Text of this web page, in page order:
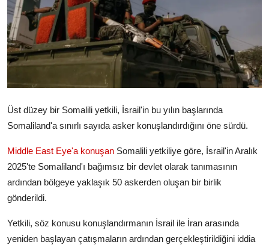
Arşiv
İletişim
Türkçe Kurdi
Üst düzey bir Somalili yetkili, İsrail'in bu yılın başlarında
Somaliland'a sınırlı sayıda asker konuşlandırdığını öne sürdü.
Middle East Eye'a konuşan Somalili yetkiliye göre, İsrail'in Aralık
2025'te Somaliland'ı bağımsız bir devlet olarak tanımasının
ardından bölgeye yaklaşık 50 askerden oluşan bir birlik
gönderildi.
Yetkili, söz konusu konuşlandırmanın İsrail ile İran arasında
yeniden başlayan çatışmaların ardından gerçekleştirildiğini iddia